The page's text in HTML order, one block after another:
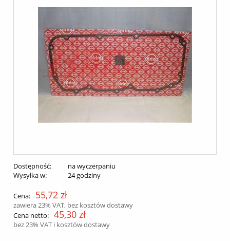
Dostępność:
na wyczerpaniu
Wysyłka w:
24 godziny
Cena: 55,72 zł
zawiera 23% VAT, bez kosztów dostawy
Cena netto: 45,30 zł
bez 23% VAT i kosztów dostawy